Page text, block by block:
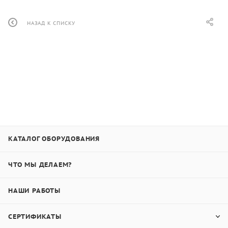
НАЗАД К СПИСКУ
КАТАЛОГ ОБОРУДОВАНИЯ
ЧТО МЫ ДЕЛАЕМ?
НАШИ РАБОТЫ
СЕРТИФИКАТЫ